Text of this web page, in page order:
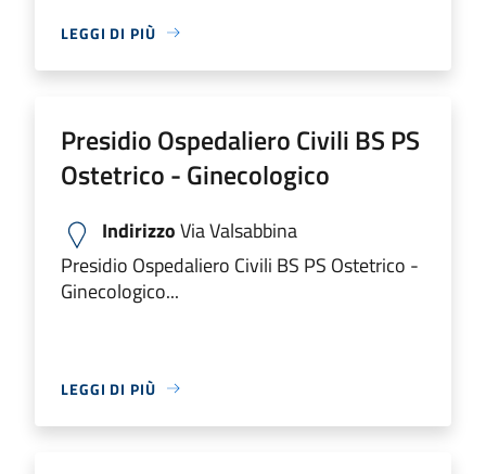
LEGGI DI PIÙ
Presidio Ospedaliero Civili BS PS
Ostetrico - Ginecologico
IndirizzoVia Valsabbina
Presidio Ospedaliero Civili BS PS Ostetrico -
Ginecologico...
LEGGI DI PIÙ